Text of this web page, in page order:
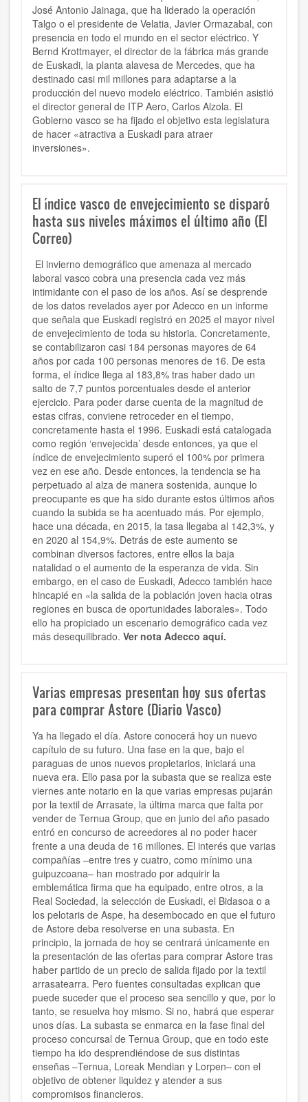
José Antonio Jainaga, que ha liderado la operación
Talgo o el presidente de Velatia, Javier Ormazabal, con
presencia en todo el mundo en el sector eléctrico. Y
Bernd Krottmayer, el director de la fábrica más grande
de Euskadi, la planta alavesa de Mercedes, que ha
destinado casi mil millones para adaptarse a la
producción del nuevo modelo eléctrico. También asistió
el director general de ITP Aero, Carlos Alzola. El
Gobierno vasco se ha fijado el objetivo esta legislatura
de hacer «atractiva a Euskadi para atraer
inversiones».
El índice vasco de envejecimiento se disparó
hasta sus niveles máximos el último año (El
Correo)
El invierno demográfico que amenaza al mercado
laboral vasco cobra una presencia cada vez más
intimidante con el paso de los años. Así se desprende
de los datos revelados ayer por Adecco en un informe
que señala que Euskadi registró en 2025 el mayor nivel
de envejecimiento de toda su historia. Concretamente,
se contabilizaron casi 184 personas mayores de 64
años por cada 100 personas menores de 16. De esta
forma, el índice llega al 183,8% tras haber dado un
salto de 7,7 puntos porcentuales desde el anterior
ejercicio. Para poder darse cuenta de la magnitud de
estas cifras, conviene retroceder en el tiempo,
concretamente hasta el 1996. Euskadi está catalogada
como región ‘envejecida’ desde entonces, ya que el
índice de envejecimiento superó el 100% por primera
vez en ese año. Desde entonces, la tendencia se ha
perpetuado al alza de manera sostenida, aunque lo
preocupante es que ha sido durante estos últimos años
cuando la subida se ha acentuado más. Por ejemplo,
hace una década, en 2015, la tasa llegaba al 142,3%, y
en 2020 al 154,9%. Detrás de este aumento se
combinan diversos factores, entre ellos la baja
natalidad o el aumento de la esperanza de vida. Sin
embargo, en el caso de Euskadi, Adecco también hace
hincapié en «la salida de la población joven hacia otras
regiones en busca de oportunidades laborales». Todo
ello ha propiciado un escenario demográfico cada vez
más desequilibrado. Ver nota Adecco aquí.
Varias empresas presentan hoy sus ofertas
para comprar Astore (Diario Vasco)
Ya ha llegado el día. Astore conocerá hoy un nuevo
capítulo de su futuro. Una fase en la que, bajo el
paraguas de unos nuevos propietarios, iniciará una
nueva era. Ello pasa por la subasta que se realiza este
viernes ante notario en la que varias empresas pujarán
por la textil de Arrasate, la última marca que falta por
vender de Ternua Group, que en junio del año pasado
entró en concurso de acreedores al no poder hacer
frente a una deuda de 16 millones. El interés que varias
compañías –entre tres y cuatro, como mínimo una
guipuzcoana– han mostrado por adquirir la
emblemática firma que ha equipado, entre otros, a la
Real Sociedad, la selección de Euskadi, el Bidasoa o a
los pelotaris de Aspe, ha desembocado en que el futuro
de Astore deba resolverse en una subasta. En
principio, la jornada de hoy se centrará únicamente en
la presentación de las ofertas para comprar Astore tras
haber partido de un precio de salida fijado por la textil
arrasatearra. Pero fuentes consultadas explican que
puede suceder que el proceso sea sencillo y que, por lo
tanto, se resuelva hoy mismo. Si no, habrá que esperar
unos días. La subasta se enmarca en la fase final del
proceso concursal de Ternua Group, que en todo este
tiempo ha ido desprendiéndose de sus distintas
enseñas –Ternua, Loreak Mendian y Lorpen– con el
objetivo de obtener liquidez y atender a sus
compromisos financieros.